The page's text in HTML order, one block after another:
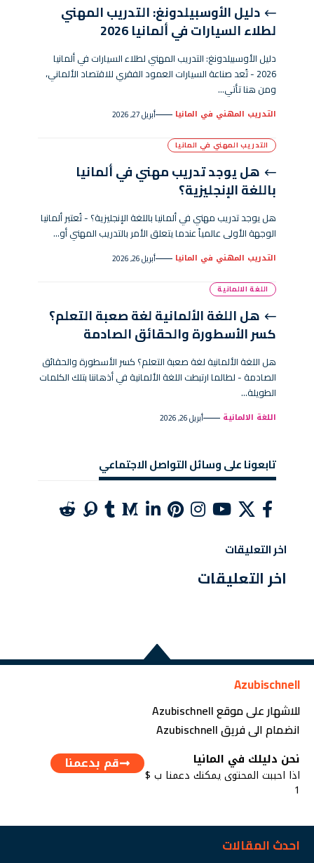
دليل الأوسبيلدونغ: التدريب المهني
لطلاء السيارات في ألمانيا 2026
دليل الأوسبيلدونغ: التدريب المهني لطلاء السيارات في ألمانيا
2026 - تُعد صناعة السيارات العمود الفقري للاقتصاد الألماني،
ومن هنا تأتي…
التدريب المهني في المانيا أبريل 27, 2026
التدريب المهني في المانيا
هل يوجد تدريب مهني في ألمانيا
باللغة الإنجليزية؟
هل يوجد تدريب مهني في ألمانيا باللغة الإنجليزية؟ - تُعتبر ألمانيا
الوجهة الأولى عالمياً عندما يتعلق الأمر بالتدريب المهني أو…
التدريب المهني في المانيا أبريل 26, 2026
اللغة الالمانية
هل اللغة الألمانية لغة صعبة التعلم؟
كسر الأسطورة والحقائق الصادمة
هل اللغة الألمانية لغة صعبة التعلم؟ كسر الأسطورة والحقائق
الصادمة - لطالما ارتبطت اللغة الألمانية في أذهاننا بتلك الكلمات
الطويلة…
اللغة الالمانية أبريل 26, 2026
تابعونا على وسائل التواصل الاجتماعي
اخر التعليقات
اخر التعليقات
Azubischnell
للاشهار على موقع Azubischnell
انضمام الى فريق Azubischnell
نحن دليلك في المانيا
اذا احببت المحتوى يمكنك دعمنا ب $
1
قم بدعمنا
احدث المقالات